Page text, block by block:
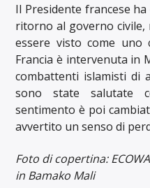
Il Presidente francese
ritorno al governo
essere visto come uno
Francia è intervenuta in
combattenti islamisti di
sono state salutate
sentimento è poi
avvertito un senso di
Foto di copertina:
in Bamako Mali